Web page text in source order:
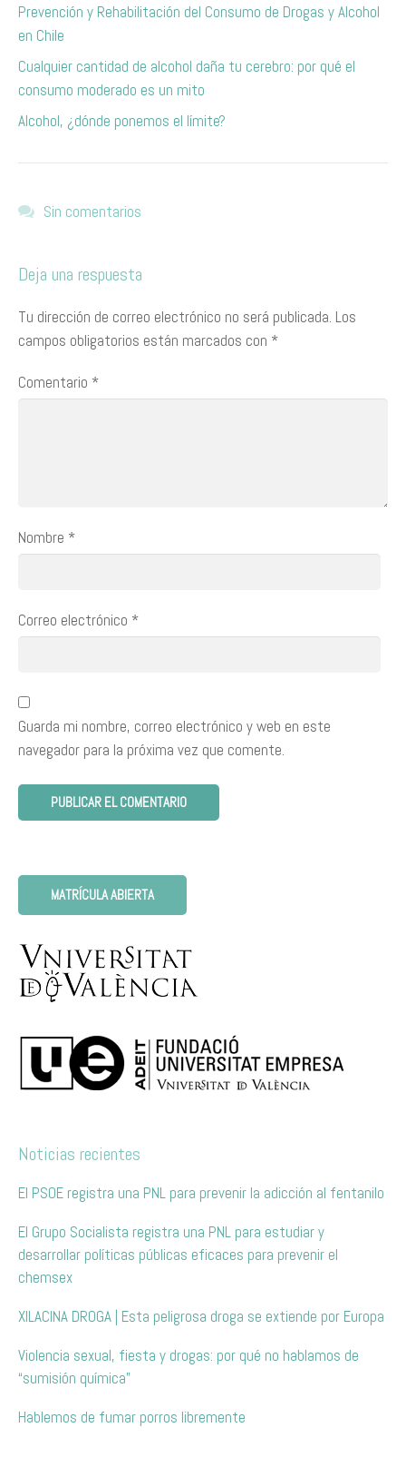
Prevención y Rehabilitación del Consumo de Drogas y Alcohol
en Chile
Cualquier cantidad de alcohol daña tu cerebro: por qué el
consumo moderado es un mito
Alcohol, ¿dónde ponemos el límite?
Sin comentarios
Deja una respuesta
Tu dirección de correo electrónico no será publicada. Los
campos obligatorios están marcados con *
Comentario *
Nombre *
Correo electrónico *
Guarda mi nombre, correo electrónico y web en este
navegador para la próxima vez que comente.
MATRÍCULA ABIERTA
Noticias recientes
El PSOE registra una PNL para prevenir la adicción al fentanilo
El Grupo Socialista registra una PNL para estudiar y
desarrollar políticas públicas eficaces para prevenir el
chemsex
XILACINA DROGA | Esta peligrosa droga se extiende por Europa
Violencia sexual, fiesta y drogas: por qué no hablamos de
“sumisión química”
Hablemos de fumar porros libremente